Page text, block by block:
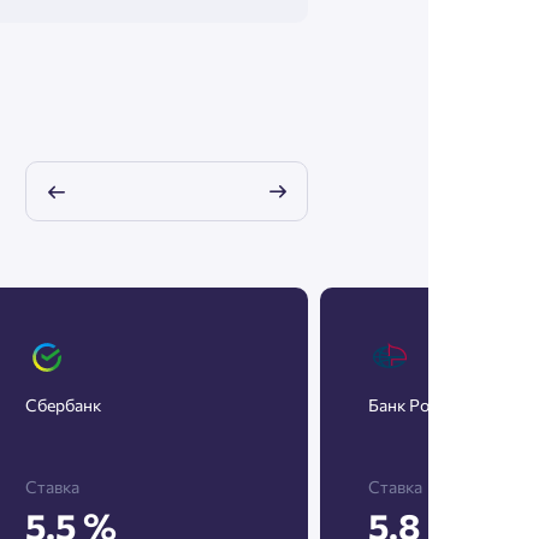
Сбербанк
Ставка
5.5 %
Банк Россия
Ставка
5.8 %